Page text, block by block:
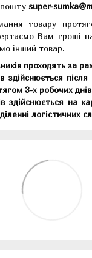
super-
товару
Вам гроші
інший товар.
проходять за
здійснюється
3-х робочих
здійснюється на
логістичних